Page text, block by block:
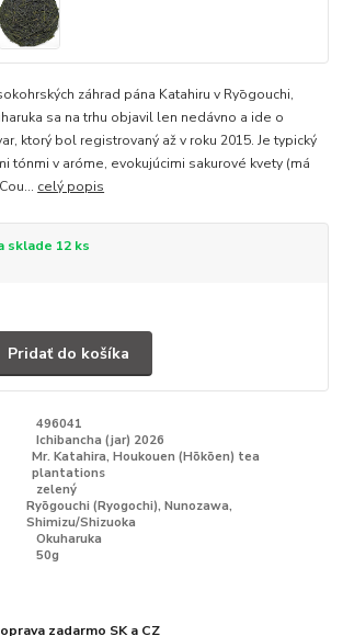
záhrad pána Katahiru v Ryōgouchi,
sa na trhu objavil len nedávno a ide o
ktorý bol registrovaný až v roku 2015. Je typický
tónmi v aróme, evokujúcimi sakurové kvety (má
celý popis
sklade 12 ks
Pridať do košíka
496041
Ichibancha (jar) 2026
Mr. Katahira, Houkouen (Hōkōen) tea
plantations
zelený
Ryōgouchi (Ryogochi), Nunozawa,
Shimizu/Shizuoka
Okuharuka
50g
zadarmo SK a CZ